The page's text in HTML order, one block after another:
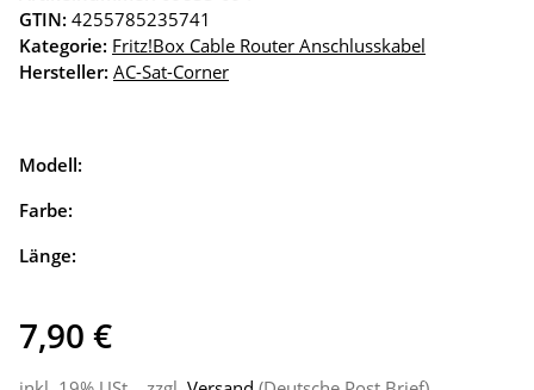
GTIN: 4255785235741
Kategorie: Fritz!Box Cable Router Anschlusskabel
Hersteller: AC-Sat-Corner
Modell:
Farbe:
Länge:
7,90 €